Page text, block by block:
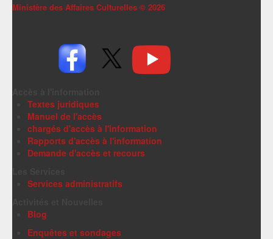
Ministère des Affaires Culturelles © 2026
Textes juridiques
Manuel de l'accès
chargés d'accès à l'information
Rapports d'accès à l'information
Demande d'accès et recours
Services administratifs
Blog
Enquêtes et sondages